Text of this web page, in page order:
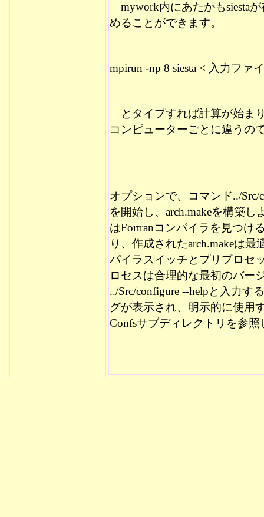
mywork内にあたかもsiesta
めることができます。
mpirun -np 8 siesta < 入力ファ
とタイプすれば計算が始ま
コンピューターごとに違うの
オプションで、コマンド../Src/
を開始し、 arch.makeを構築し
はFortranコンパイラを見つけ
り、作成されたarch.makeは最
パイラスイッチとプリプロセ
ロセスは合理的な最初のバー
../Src/configure --helpと入力す
グが表示され、明示的に使用
Confsサブディレクトリを参照